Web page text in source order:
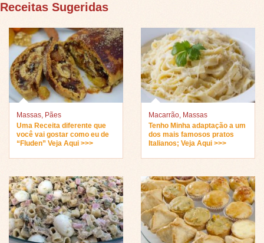
Receitas Sugeridas
Massas Pães
Uma Receita diferente que
você vai gostar como eu de
“Fluden” Veja Aqui >>>
Macarrão Massas
Tenho Minha adaptação a um
dos mais famosos pratos
Italianos; Veja Aqui >>>